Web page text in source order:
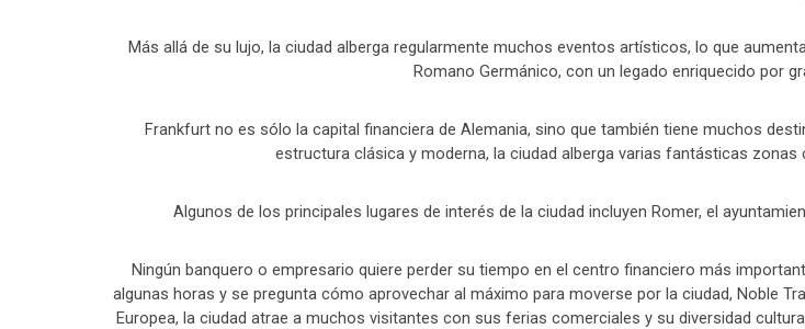
Más allá de su lujo, la ciudad alberga regularmente muchos eventos artísticos, lo que
Romano Germánico, con un legado enriquecido por
Frankfurt no es sólo la capital financiera de Alemania, sino que también tiene muchos
estructura clásica y moderna, la ciudad alberga varias fantásticas
Algunos de los principales lugares de interés de la ciudad incluyen Romer, el
Ningún banquero o empresario quiere perder su tiempo en el centro financiero más
algunas horas y se pregunta cómo aprovechar al máximo para moverse por la ciudad, Noble
Europea, la ciudad atrae a muchos visitantes con sus ferias comerciales y su diversidad